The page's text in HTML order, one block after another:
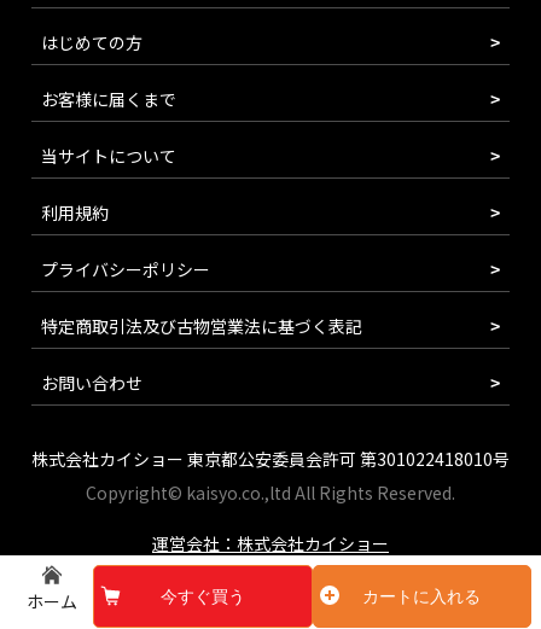
ホーム 今すぐ買う カートに入れる
はじめての方
お客様に届くまで
当サイトについて
利用規約
プライバシーポリシー
特定商取引法及び古物営業法に基づく表記
お問い合わせ
株式会社カイショー 東京都公安委員会許可 第301022418010号
Copyright© kaisyo.co.,ltd All Rights Reserved.
運営会社：株式会社カイショー